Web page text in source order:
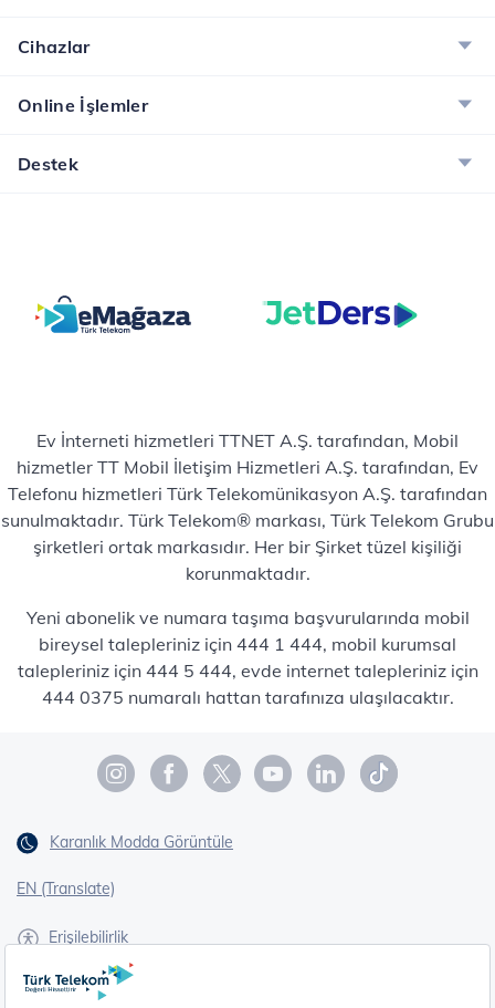
Cihazlar
Online İşlemler
Destek
Ev İnterneti hizmetleri TTNET A.Ş. tarafından, Mobil
hizmetler TT Mobil İletişim Hizmetleri A.Ş. tarafından, Ev
Telefonu hizmetleri Türk Telekomünikasyon A.Ş. tarafından
sunulmaktadır. Türk Telekom® markası, Türk Telekom Grubu
şirketleri ortak markasıdır. Her bir Şirket tüzel kişiliği
korunmaktadır.
Yeni abonelik ve numara taşıma başvurularında mobil
bireysel talepleriniz için 444 1 444, mobil kurumsal
talepleriniz için 444 5 444, evde internet talepleriniz için
444 0375 numaralı hattan tarafınıza ulaşılacaktır.
Karanlık Modda Görüntüle
EN (Translate)
Erişilebilirlik
İşaret Dili Çevirisi